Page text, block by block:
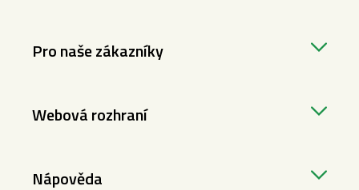
Pro naše zákazníky
Webová rozhraní
Nápověda